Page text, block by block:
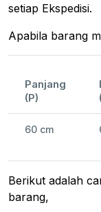
setiap Ekspedisi.
Apabila barang
Panjang
(P)
60 cm
Berikut adalah
barang,